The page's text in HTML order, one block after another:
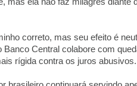
correto, mas seu efeito é
Banco Central colabore com
rígida contra os juros abusivos.